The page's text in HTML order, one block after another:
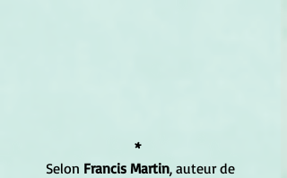
*
	Selon
Francis Martin, auteur de